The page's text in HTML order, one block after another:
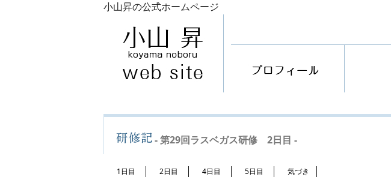
小山昇の公式ホームページ
- 第29回ラスベガス研修 2日目 -
1日目 2日目 4日目 5日目 気づき